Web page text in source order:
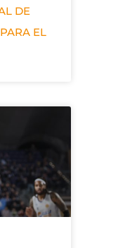
DE
EL